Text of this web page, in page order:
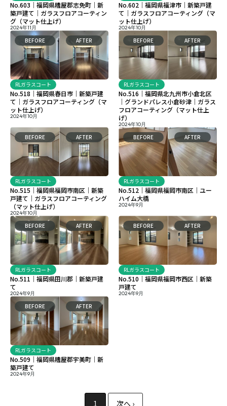
No.603｜福岡県糟屋郡志免町｜新
築戸建て｜ガラスフロアコーティン
グ（マット仕上げ）
2024年11月
No.602｜福岡県福津市｜新築戸建
て｜ガラスフロアコーティング（マ
ット仕上げ）
2024年10月
BEFORE AFTER
RLガラスコート
No.518｜福岡県春日市｜新築戸建
て｜ガラスフロアコーティング（マ
ット仕上げ）
2024年10月
BEFORE AFTER
RLガラスコート
No.516｜福岡県北九州市小倉北区
｜グランドパレス小倉砂津｜ガラス
フロアコーティング（マット仕上
げ）
2024年10月
BEFORE AFTER
RLガラスコート
No.515｜福岡県福岡市南区｜新築
戸建て｜ガラスフロアコーティング
（マット仕上げ）
2024年10月
BEFORE AFTER
RLガラスコート
No.512｜福岡県福岡市南区｜ユー
ハイム大橋
2024年9月
BEFORE AFTER
RLガラスコート
No.511｜福岡県田川郡｜新築戸建
て
2024年9月
BEFORE AFTER
RLガラスコート
No.510｜福岡県福岡市西区｜新築
戸建て
2024年9月
BEFORE AFTER
RLガラスコート
No.509｜福岡県糟屋郡宇美町｜新
築戸建て
2024年9月
1